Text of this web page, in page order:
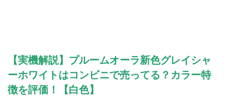
【実機解説】プルームオーラ新色グレイシャ
ーホワイトはコンビニで売ってる？カラー特
徴を評価！【白色】